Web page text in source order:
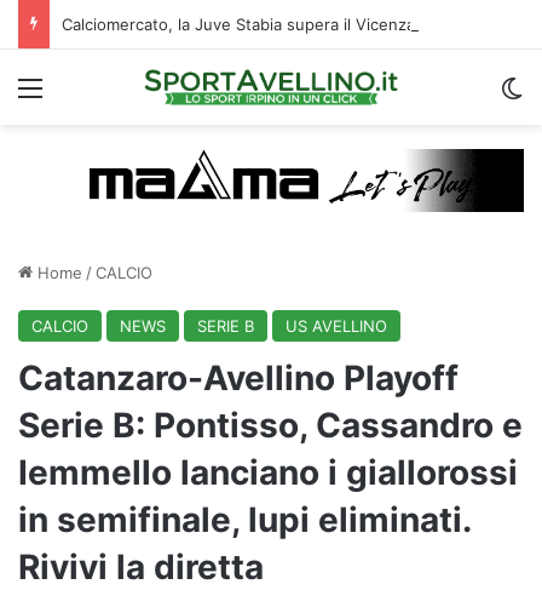
Menu
Home /CALCIO
CALCIO NEWS SERIE B US AVELLINO
Catanzaro-Avellino Playoff
Serie B: Pontisso, Cassandro e
Iemmello lanciano i giallorossi
in semifinale, lupi eliminati.
Rivivi la diretta